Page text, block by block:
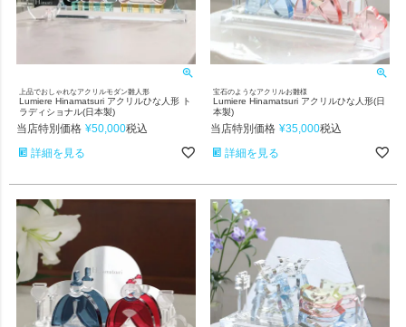
上品でおしゃれなアクリルモダン雛人形
Lumiere Hinamatsuri アクリルひな人形 ト
ラディショナル(日本製)
当店特別価格 ¥50,000税込
詳細を見る
宝石のようなアクリルお雛様
Lumiere Hinamatsuri アクリルひな人形(日
本製)
当店特別価格 ¥35,000税込
詳細を見る